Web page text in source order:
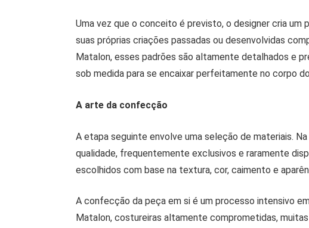
Uma vez que o conceito é previsto, o designer cria um
suas próprias criações passadas ou desenvolvidas
Matalon, esses padrões são altamente detalhados e
sob medida para se encaixar perfeitamente no corpo
A arte da confecção
A etapa seguinte envolve uma seleção de materiais.
qualidade, frequentemente exclusivos e raramente
escolhidos com base na textura, cor, caimento e
A confecção da peça em si é um processo intensivo
Matalon, costureiras altamente comprometidas,